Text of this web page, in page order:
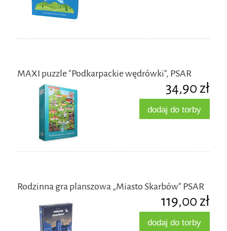
MAXI puzzle "Podkarpackie wędrówki", PSAR
34,90 zł
dodaj do torby
Rodzinna gra planszowa „Miasto Skarbów” PSAR
119,00 zł
dodaj do torby